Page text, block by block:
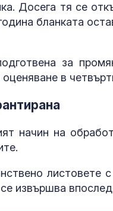
Досега тя се
бланката
за
в
начин на
листовете
извършва